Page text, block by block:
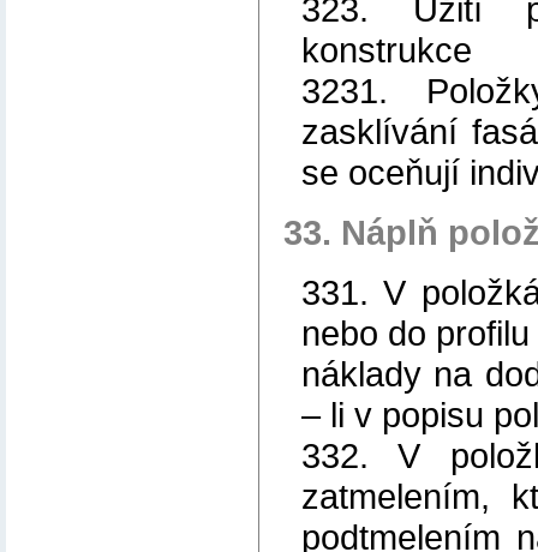
323. Užití
konstrukce
3231.
zasklívání
se oceňují
33. Náplň
331. V
nebo do
náklady na
– li v popisu
332. V
zatmelením,
podtmelením